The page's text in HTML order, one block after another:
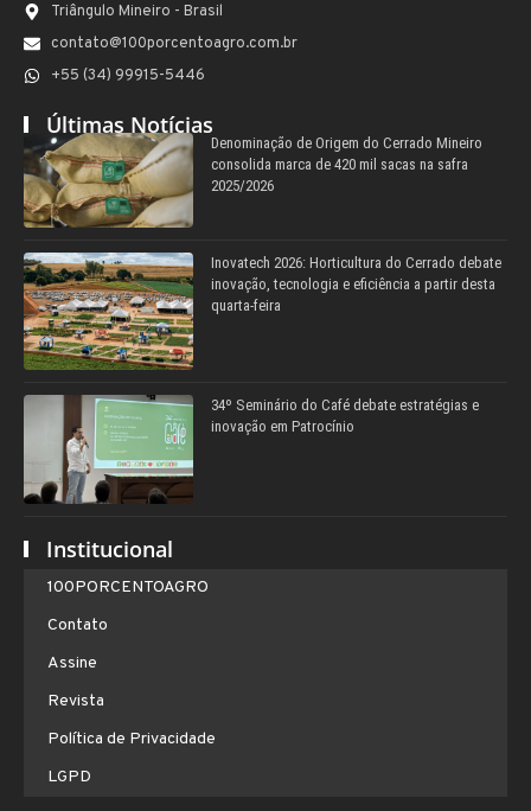
Triângulo Mineiro - Brasil
contato@100porcentoagro.com.br
+55 (34) 99915-5446
Últimas Notícias
Denominação de Origem do Cerrado Mineiro
consolida marca de 420 mil sacas na safra
2025/2026
Inovatech 2026: Horticultura do Cerrado debate
inovação, tecnologia e eficiência a partir desta
quarta-feira
34º Seminário do Café debate estratégias e
inovação em Patrocínio
Institucional
100PORCENTOAGRO
Contato
Assine
Revista
Política de Privacidade
LGPD